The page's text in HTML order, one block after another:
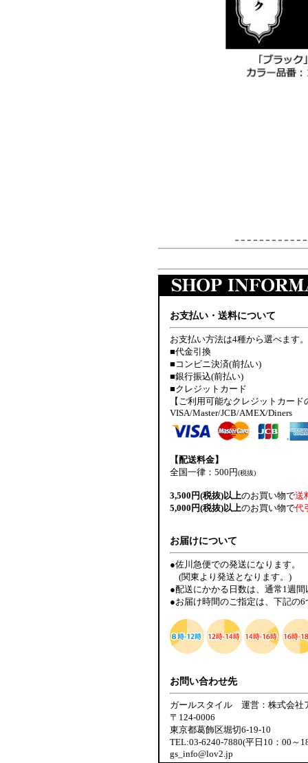
お支払い・送料について
お支払い方法は4種から選べます。
■代金引換
■コンビニ決済(前払い)
■銀行振込(前払い)
■クレジットカード
【ご利用可能なクレジットカード
VISA/Master/JCB/AMEX/Diners
【配送料金】
全国一律：500円(税抜)
3,500円(税抜)以上のお買い物で送
5,000円(税抜)以上のお買い物で代
お届けについて
●佐川急便での発送になります。
(関東より発送となります。)
●配送にかかる日数は、通常1週
●お届け時間のご指定は、下記の
お問い合わせ先
ガールスタイル 運営：株式会社
〒124-0006
東京都葛飾区堀切6-19-10
TEL:03-6240-7880(平日10：00～
gs_info@lov2.jp